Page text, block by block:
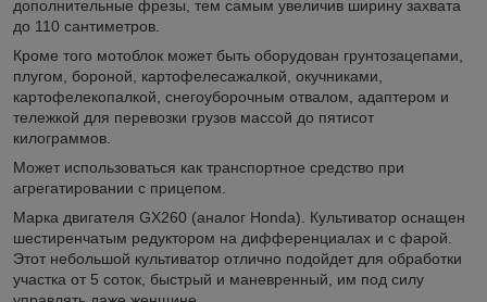
дополнительные фрезы, тем самым увеличив ширину захвата
до 110 сантиметров.
Кроме того мотоблок может быть оборудован грунтозацепами,
плугом, бороной, картофелесажалкой, окучниками,
картофелекопалкой, снегоуборочным отвалом, адаптером и
тележкой для перевозки грузов массой до пятисот
килограммов.
Может использоваться как транспортное средство при
агрегатировании с прицепом.
Марка двигателя GX260 (аналог Honda). Культиватор оснащен
шестиренчатым редуктором на дифференциалах и с фарой.
Этот небольшой культиватор отлично подойдет для обработки
участка от 5 соток, быстрый и маневренный, им под силу